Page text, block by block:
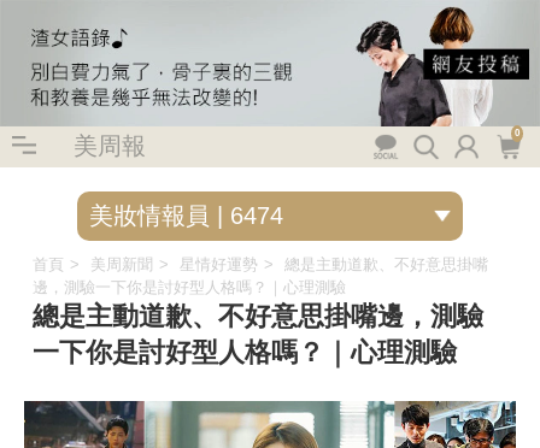
美周報 0
首頁 美周新聞 星情好運勢
總是主動道歉、不好意思掛嘴
邊，測驗一下你是討好型人格嗎？｜心理測驗
總是主動道歉、不好意思掛嘴邊，測驗
一下你是討好型人格嗎？｜心理測驗